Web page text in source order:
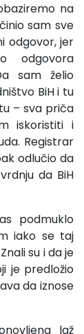
na
sam sve
odgovor, jer
odgovora
sam želio
BiH i tu
– sva priča
iskoristiti i
Registrar
odlučio da
da BiH
podmuklo
iako se taj
su i da je
je predložio
da iznose
laž